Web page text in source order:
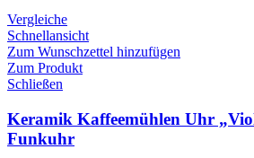
Vergleiche
Schnellansicht
Zum Wunschzettel hinzufügen
Zum Produkt
Schließen
Keramik Kaffeemühlen Uhr
Funkuhr